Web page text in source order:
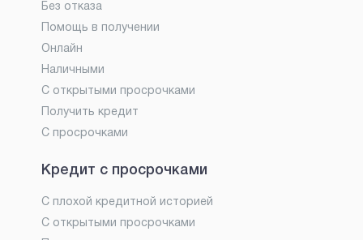
Без отказа
Помощь в получении
Онлайн
Наличными
С открытыми просрочками
Получить кредит
С просрочками
Кредит с просрочками
С плохой кредитной историей
С открытыми просрочками